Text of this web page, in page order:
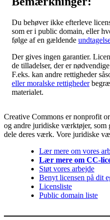
Du behøver ikke efterleve
som er i public domain, eller
følge af en gældende
Der gives ingen garantier.
de tilladelser, der er
F.eks. kan andre rettigheder
eller moralske rettigheder
materialet.
Creative Commons er nonprofit
og andre juridiske værktøjer, som
dele deres værk. Vore juridiske
Lær mere om vores
Lær mere om CC-
Støt vores arbejde
Benyt licensen på dit
Licensliste
Public domain liste